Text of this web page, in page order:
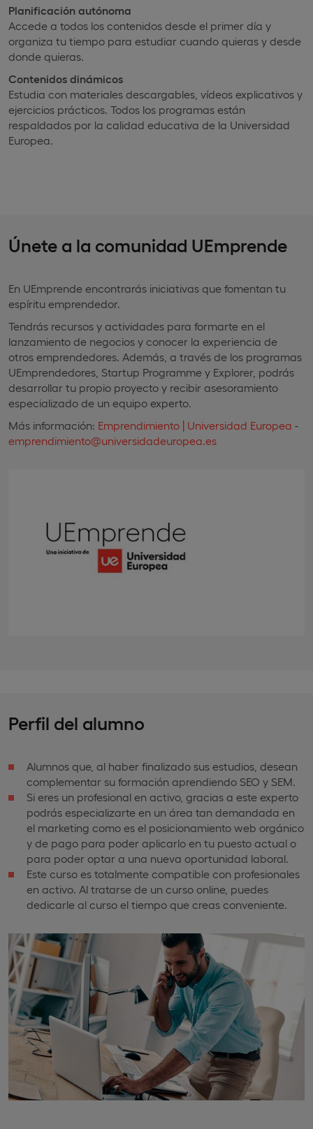
Planificación autónoma
Accede a todos los contenidos desde el primer día y
organiza tu tiempo para estudiar cuando quieras y desde
donde quieras.
Contenidos dinámicos
Estudia con materiales descargables, vídeos explicativos y
ejercicios prácticos. Todos los programas están
respaldados por la calidad educativa de la Universidad
Europea.
Únete a la comunidad UEmprende
En UEmprende encontrarás iniciativas que fomentan tu
espíritu emprendedor.
Tendrás recursos y actividades para formarte en el
lanzamiento de negocios y conocer la experiencia de
otros emprendedores. Además, a través de los programas
UEmprendedores, Startup Programme y Explorer, podrás
desarrollar tu propio proyecto y recibir asesoramiento
especializado de un equipo experto.
Más información: Emprendimiento | Universidad Europea -
emprendimiento@universidadeuropea.es
Perfil del alumno
Alumnos que, al haber finalizado sus estudios, desean
complementar su formación aprendiendo SEO y SEM.
Si eres un profesional en activo, gracias a este experto
podrás especializarte en un área tan demandada en
el marketing como es el posicionamiento web orgánico
y de pago para poder aplicarlo en tu puesto actual o
para poder optar a una nueva oportunidad laboral.
Este curso es totalmente compatible con profesionales
en activo. Al tratarse de un curso online, puedes
dedicarle al curso el tiempo que creas conveniente.